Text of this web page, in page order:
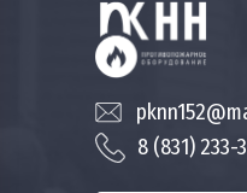
8 (831)